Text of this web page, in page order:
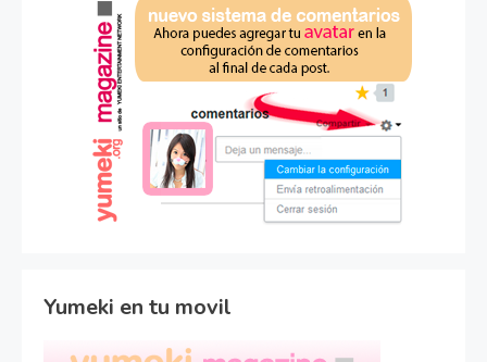
Yumeki en tu movil